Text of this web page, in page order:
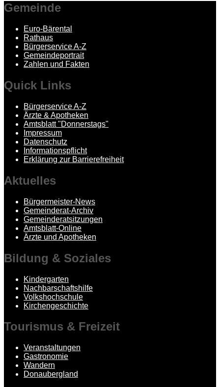
Gemeinde
Euro-Bärental
Rathaus
Bürgerservice A-Z
Gemeindeportrait
Zahlen und Fakten
Quick Links
Bürgerservice A-Z
Ärzte & Apotheken
Amtsblatt "Donnerstags"
Impressum
Datenschutz
Informationspflicht
Erklärung zur Barrierefreiheit
Aktuelles
Bürgermeister-News
Gemeinderat-Archiv
Gemeinderatsitzungen
Amtsblatt-Online
Ärzte und Apotheken
Bildung & Soziales
Kindergarten
Nachbarschaftshilfe
Volkshochschule
Kirchengeschichte
Tourismus & Freizeit
Veranstaltungen
Gastronomie
Wandern
Donaubergland